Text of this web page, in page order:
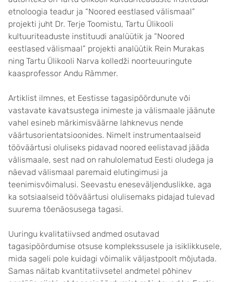
etnoloogia teadur ja “Noored eestlased välismaal”
projekti juht Dr. Terje Toomistu, Tartu Ülikooli
kultuuriteaduste instituudi analüütik ja “Noored
eestlased välismaal” projekti analüütik Rein Murakas
ning Tartu Ülikooli Narva kolledži noorteuuringute
kaasprofessor Andu Rämmer.
Artiklist ilmnes, et Eestisse tagasipöördunute või
vastavate kavatsustega inimeste ja välismaale jäänute
vahel esineb märkimisväärne lahknevus nende
väärtusorientatsioonides. Nimelt instrumentaalseid
tööväärtusi oluliseks pidavad noored eelistavad jääda
välismaale, sest nad on rahulolematud Eesti oludega ja
näevad välismaal paremaid elutingimusi ja
teenimisvõimalusi. Seevastu eneseväljenduslikke, aga
ka sotsiaalseid tööväärtusi olulisemaks pidajad tulevad
suurema tõenäosusega tagasi.
Uuringu kvalitatiivsed andmed osutavad
tagasipöördumise otsuse komplekssusele ja isiklikkusele,
mida sageli pole kuidagi võimalik väljastpoolt mõjutada.
Samas näitab kvantitatiivsetel andmetel põhinev